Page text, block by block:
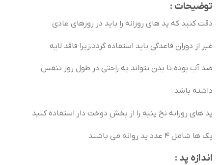
توضیحات :
دقت کنید که پد های روزانه را باید در روزهای عادی
غیر از دوران قاعدگی باید استفاده گردد،زیرا فاقد لایه
ضد آب بوده تا بدن بتواند به راحتی در طول روز تنفس
داشته باشد.
پد های روزانه نخ پنبه را از بخش دوخت دار استفاده کنید
پک ها شامل 4 عدد پد روانه می باشند
اندازه پد :